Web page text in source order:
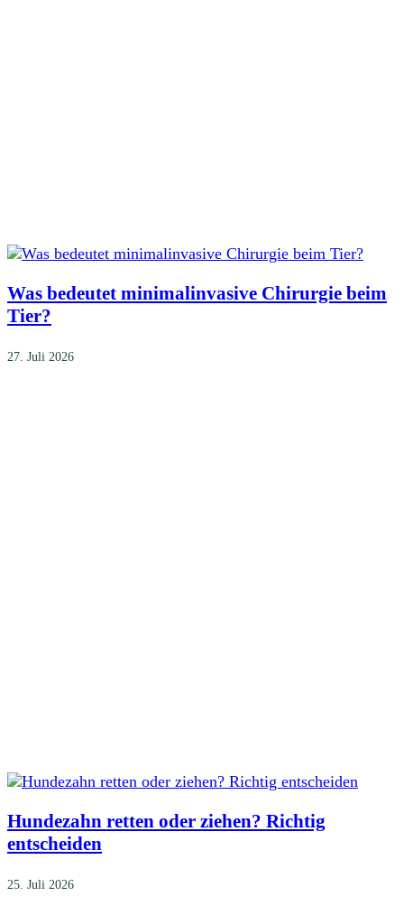
Was bedeutet minimalinvasive Chirurgie beim
Tier?
27. Juli 2026
Hundezahn retten oder ziehen? Richtig
entscheiden
25. Juli 2026